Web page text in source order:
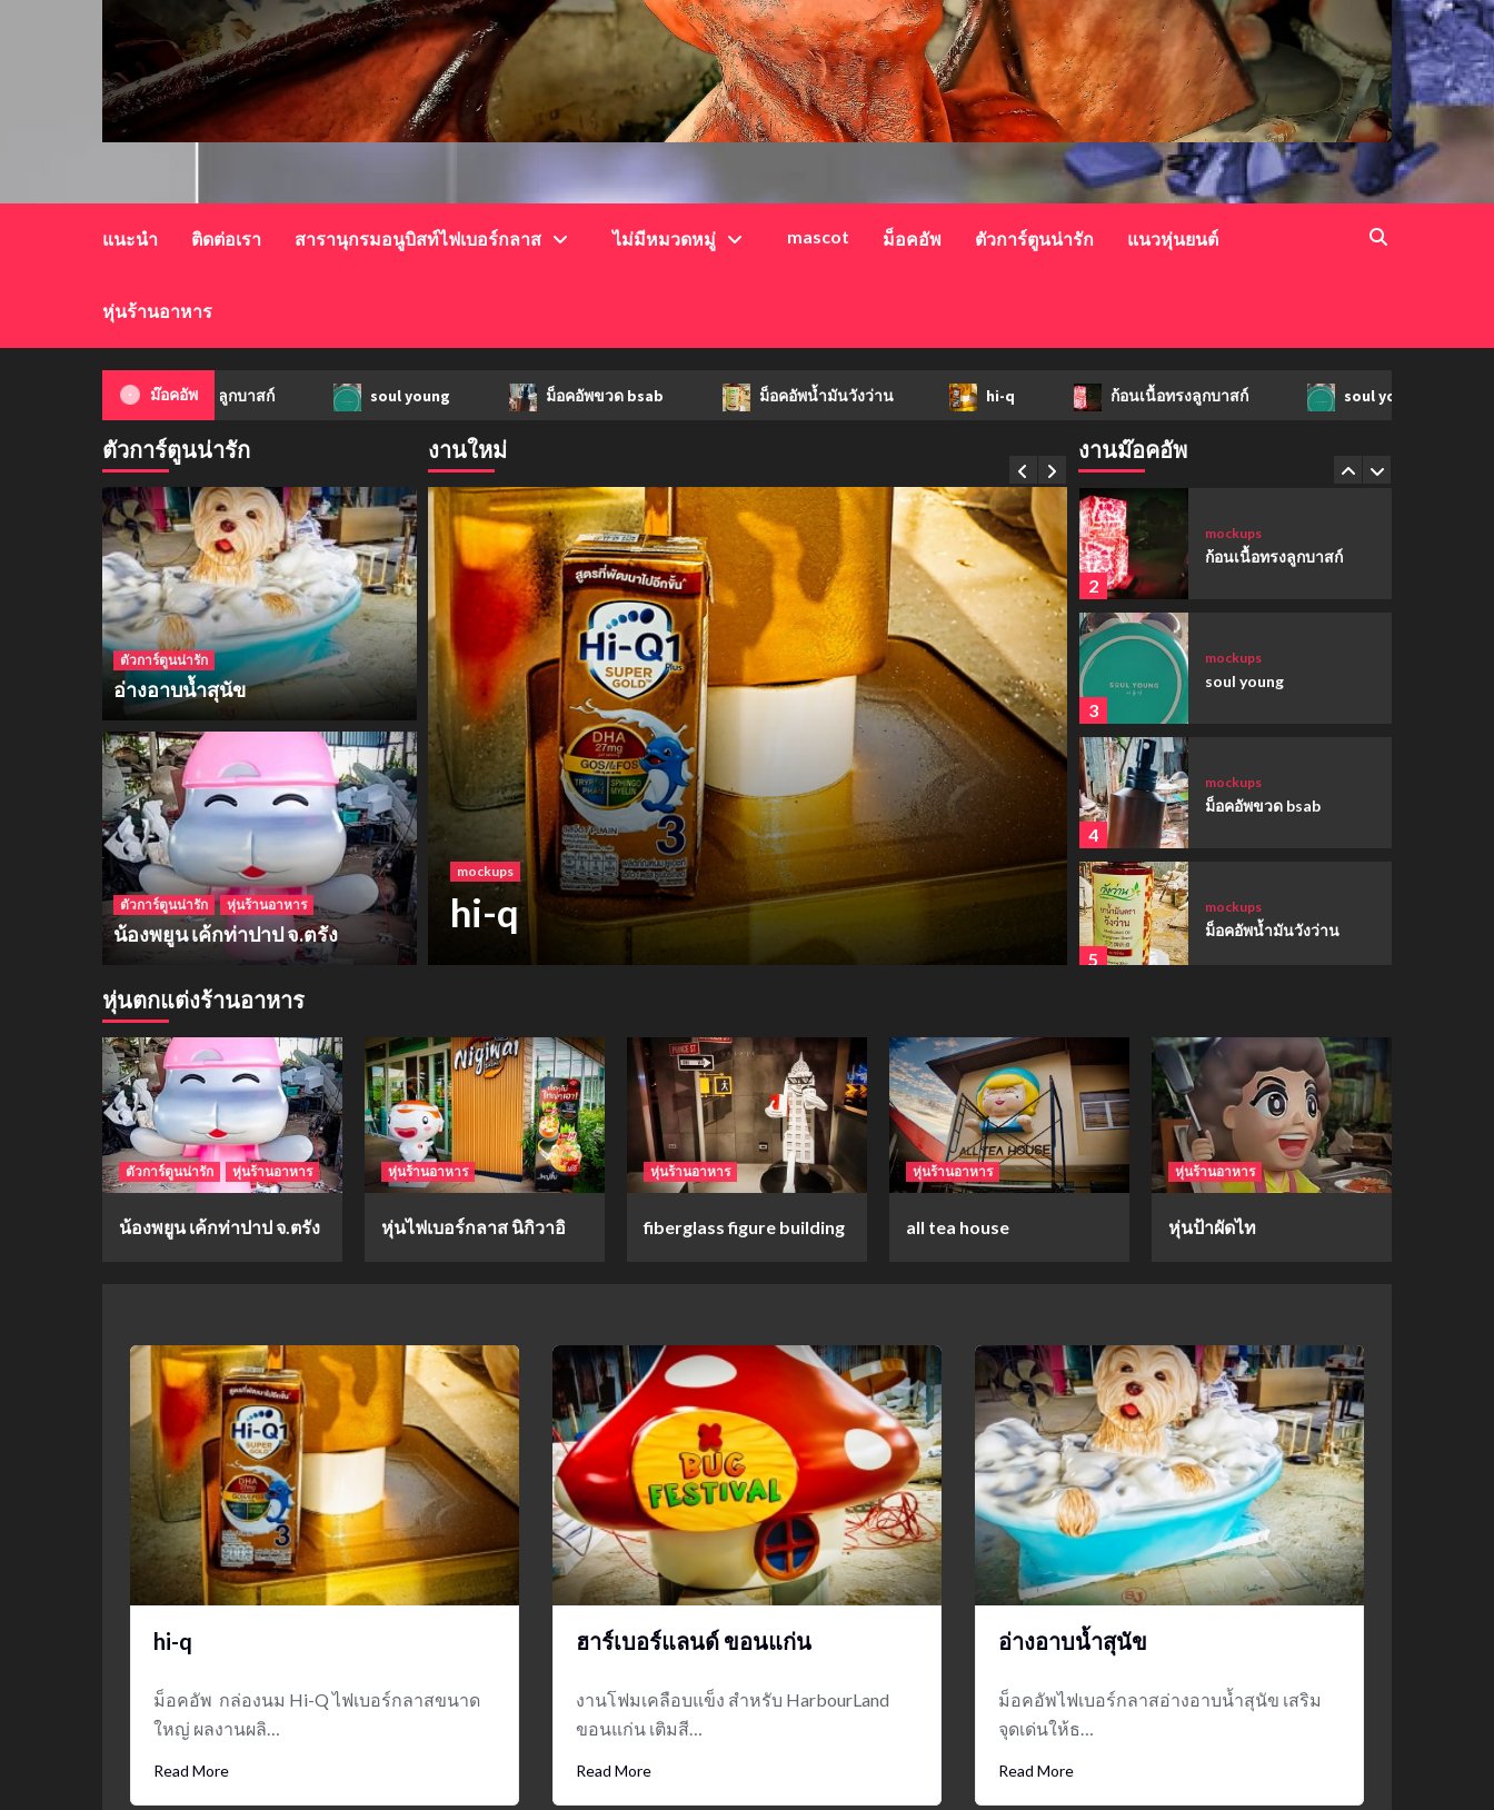
แนะนำ ติดต่อเรา สารานุกรมอนูบิสท์ไฟเบอร์กลาส ไม่มีหมวดหมู่ mascot ม็อคอัพ ตัวการ์ตูนน่ารัก แนวหุ่นยนต์
หุ่นร้านอาหาร
ม๊อคอัพ
ก้อนเนื้อทรงลูกบาสก์ soul young ม็อคอัพขวด bsab ม็อคอัพน้ำมันวังว่าน hi-q ก้อนเนื้อทรงลูกบาสก์ soul young
งานใหม่
โฟม
ฮาร์เบอร์แลนด์ ขอนแก่น
ตัวการ์ตูนน่ารัก
อ่างอาบน้ำสุนัข
ตัวการ์ตูนน่ารัก
ตัวการ์ตูนน่ารัก
อ่างอาบน้ำสุนัข
ตัวการ์ตูนน่ารัก หุ่นร้านอาหาร
น้องพยูน เค้กท่าปาป จ.ตรัง
งานม๊อคอัพ
3
mockups
soul young
mockups
ม็อคอัพขวด bsab
1
2
mockups
ก้อนเนื้อทรงลูกบาสก์
3
mockups
soul young
4
mockups
ม็อคอัพขวด bsab
5
mockups
ม็อคอัพน้ำมันวังว่าน
1
hi-q
mockups
ก้อนเนื้อทรงลูกบาสก์
4
mockups
ม็อคอัพขวด bsab
5
mockups
ม็อคอัพน้ำมันวังว่าน
หุ่นตกแต่งร้านอาหาร
ตัวการ์ตูนน่ารัก หุ่นร้านอาหาร
น้องพยูน เค้กท่าปาป จ.ตรัง
หุ่นร้านอาหาร
หุ่นไฟเบอร์กลาส นิกิวาอิ
หุ่นร้านอาหาร
fiberglass figure building
หุ่นร้านอาหาร
all tea house
หุ่นร้านอาหาร
หุ่นป้าผัดไท
hi-q
ม็อคอัพ กล่องนม Hi-Q ไฟเบอร์กลาสขนาด
ใหญ่ ผลงานผลิ…
Read More
ฮาร์เบอร์แลนด์ ขอนแก่น
งานโฟมเคลือบแข็ง สำหรับ HarbourLand
ขอนแก่น เติมสี…
Read More
อ่างอาบน้ำสุนัข
ม็อคอัพไฟเบอร์กลาสอ่างอาบน้ำสุนัข เสริม
จุดเด่นให้ธ…
Read More